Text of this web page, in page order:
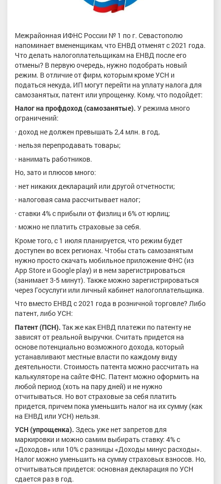
Межрайонная ИФНС России № 1 по г. Севастополю
напоминает вмененщикам, что ЕНВД отменят с 2021 года.
Что делать налогоплательщикам на ЕНВД после его
отмены? В первую очередь, нужно подобрать новый
режим. В отличие от фирм, которым кроме УСН и
податься некуда, ИП могут перейти на уплату налога для
самозанятых, патент или упрощенку. Кому, что подойдет:
Налог на профдоход (самозанятые). У режима много
ограничений:
· доход не должен превышать 2,4 млн. в год,
· нельзя перепродавать товары;
· нанимать работников.
Но, зато и плюсов много:
· нет никаких деклараций или другой отчетности;
· налоговая сама рассчитывает налог;
· ставки 4% с прибыли от физлиц и 6% от юрлиц;
· можно не платить страховые за себя.
Кроме того, с 1 июля планируется, что режим будет
доступен во всех регионах. Чтобы стать самозанятым
нужно просто скачать мобильное приложение ФНС (из
App Store и Google play) и в нем зарегистрироваться
(занимает 3-5 минут). Также можно зарегистрироваться
через Госуслуги или личный кабинет налогоплательщика.
Что вместо ЕНВД с 2021 года в розничной торговле? Либо
патент, либо УСН:
Патент (ПСН). Так же как ЕНВД платежи по патенту не
зависят от реальной выручки. Считать придется на
основе потенциально возможного дохода, который
устанавливают местные власти по каждому виду
деятельности. Стоимость патента можно рассчитать на
калькуляторе на сайте ФНС. Патент можно оформить на
любой период (хоть на пару дней) и не нужно
отчитываться. Но вот страховые за себя платить
придется, причем пока уменьшить налог на их сумму (как
на ЕНВД или УСН) нельзя.
УСН (упрощенка). Здесь уже нет запретов для
маркировки и можно самим выбирать ставку: 4% с
«Доходов» или 10% с разницы «Доходы минус расходы».
Налог можно уменьшить на сумму страховых взносов. Но,
отчитываться придется: основная декларация по УСН
сдается раз в год.